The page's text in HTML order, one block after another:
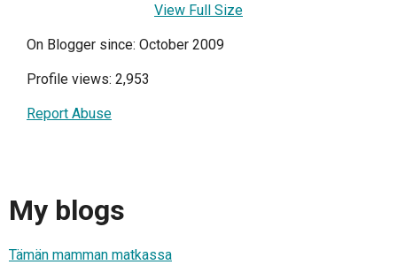
View Full Size
On Blogger since: October 2009
Profile views: 2,953
Report Abuse
My blogs
Tämän mamman matkassa